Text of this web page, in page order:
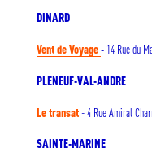
DINARD
Vent de Voyage- 14 Rue du
PLENEUF-VAL-ANDRE
Le transat- 4 Rue Amiral
SAINTE-MARINE